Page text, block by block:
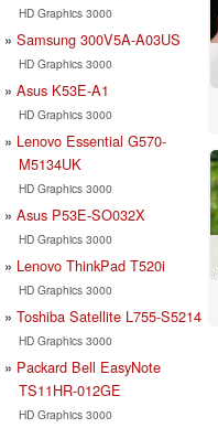
HD Graphics 3000
Samsung 300V5A-A03US
HD Graphics 3000
Asus K53E-A1
HD Graphics 3000
Lenovo Essential G570-
M5134UK
HD Graphics 3000
Asus P53E-SO032X
HD Graphics 3000
Lenovo ThinkPad T520i
HD Graphics 3000
Toshiba Satellite L755-S5214
HD Graphics 3000
Packard Bell EasyNote
TS11HR-012GE
HD Graphics 3000